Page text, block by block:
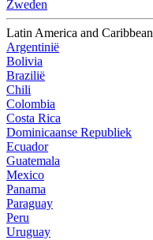
Zweden
Latin America and Caribbean
Argentinië
Bolivia
Brazilië
Chili
Colombia
Costa Rica
Dominicaanse Republiek
Ecuador
Guatemala
Mexico
Panama
Paraguay
Peru
Uruguay